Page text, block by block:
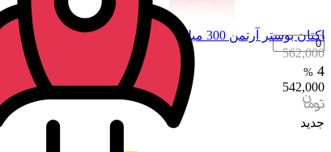
اکتان بوستر آرتمن 300 میلی‌لیتر | Artman Octane Booster | مناسب خودروهای بنزینی و توربو
562,000
4
%
542,000
جدید